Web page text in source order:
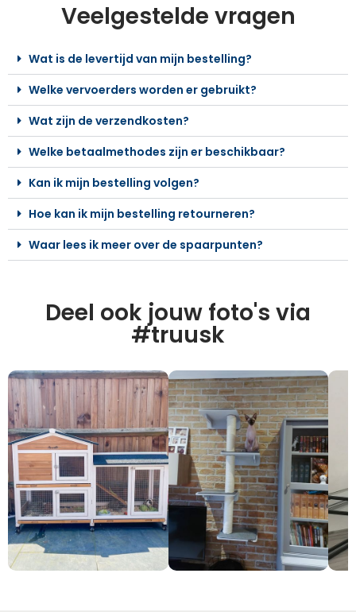
Veelgestelde vragen
Wat is de levertijd van mijn bestelling?
Welke vervoerders worden er gebruikt?
Wat zijn de verzendkosten?
Welke betaalmethodes zijn er beschikbaar?
Kan ik mijn bestelling volgen?
Hoe kan ik mijn bestelling retourneren?
Waar lees ik meer over de spaarpunten?
Deel ook jouw foto's via
#truusk